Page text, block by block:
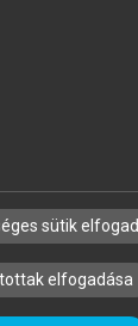
LEKTORÁLÁSI
sütik
elfogadása